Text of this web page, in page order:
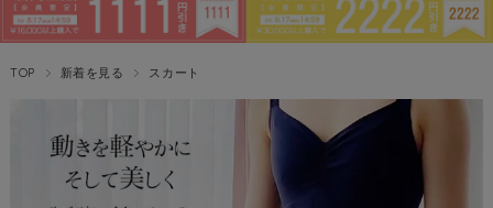
TOP 新着を見る スカート